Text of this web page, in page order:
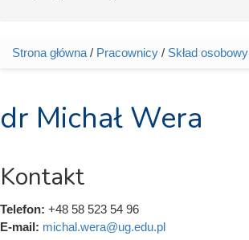
Jesteś tutaj
Strona główna / Pracownicy / Skład osobowy
dr Michał Wera
Kontakt
Telefon: +48 58 523 54 96
E-mail: michal.wera@ug.edu.pl